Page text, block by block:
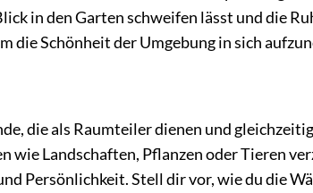
in den Garten schweifen lässt und die
die Schönheit der Umgebung in sich
die als Raumteiler dienen und
Landschaften, Pflanzen oder Tieren
Persönlichkeit. Stell dir vor, wie du die